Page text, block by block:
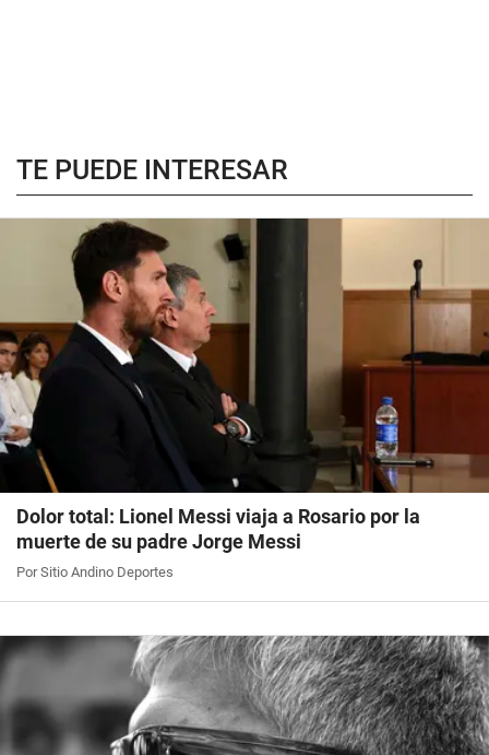
TE PUEDE INTERESAR
Dolor total: Lionel Messi viaja a Rosario por la
muerte de su padre Jorge Messi
Por Sitio Andino Deportes